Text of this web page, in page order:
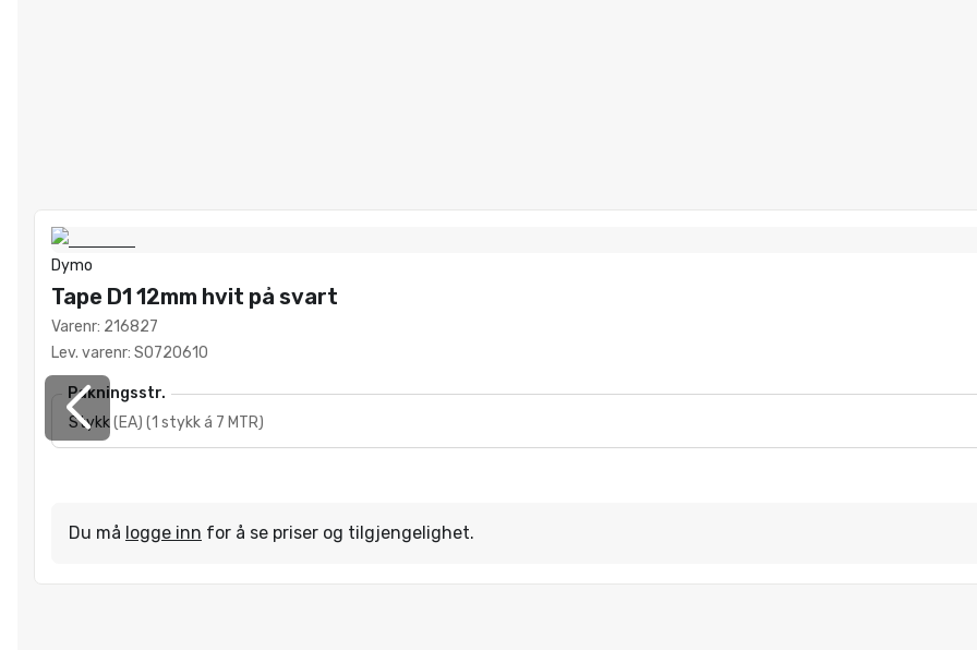
Dymo
Tape D1 12mm hvit på svart
Varenr: 216827
Lev. varenr: S0720610
Pakningsstr.
Stykk(EA) (1 stykk á 7 MTR)
Du må logge inn for å se priser og tilgjengelighet.